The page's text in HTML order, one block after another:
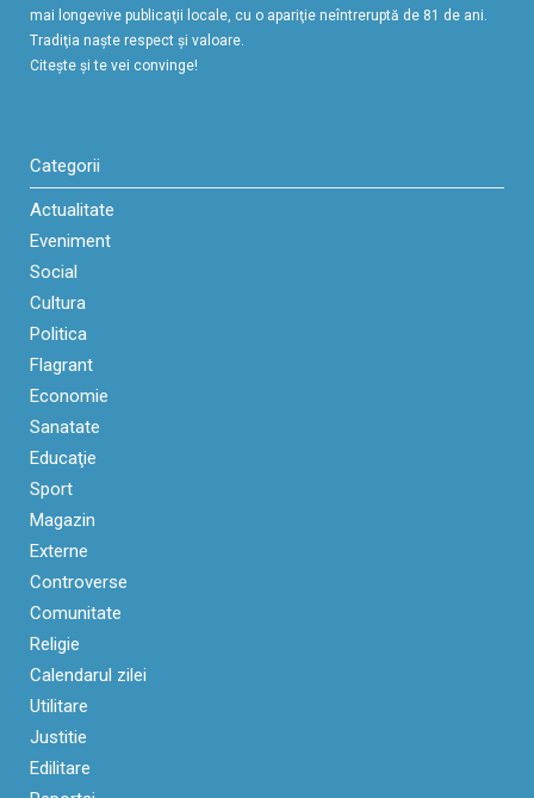
mai longevive publicaţii locale, cu o apariţie neîntreruptă de 81 de ani.
Tradiţia naşte respect şi valoare.
Citeşte şi te vei convinge!
Categorii
Actualitate
Eveniment
Social
Cultura
Politica
Flagrant
Economie
Sanatate
Educaţie
Sport
Magazin
Externe
Controverse
Comunitate
Religie
Calendarul zilei
Utilitare
Justitie
Edilitare